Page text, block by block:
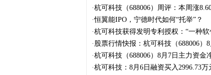
·杭可科技（688006）周评：本周涨
·恒翼能IPO，宁德时代如何“托举”？
·杭可科技获得发明专利授权：“一种
· 股票行情快报：杭可科技（688006）
·杭可科技（688006）8月7日主力资金
·杭可科技：8月6日融资买入2996.73